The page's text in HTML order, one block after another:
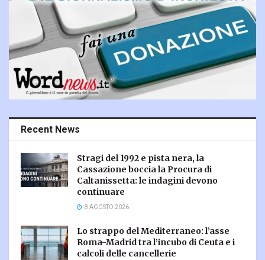
Recent News
Stragi del 1992 e pista nera, la
Cassazione boccia la Procura di
Caltanissetta: le indagini devono
continuare
8 AGOSTO 2026
Lo strappo del Mediterraneo: l’asse
Roma-Madrid tra l’incubo di Ceuta e i
calcoli delle cancellerie